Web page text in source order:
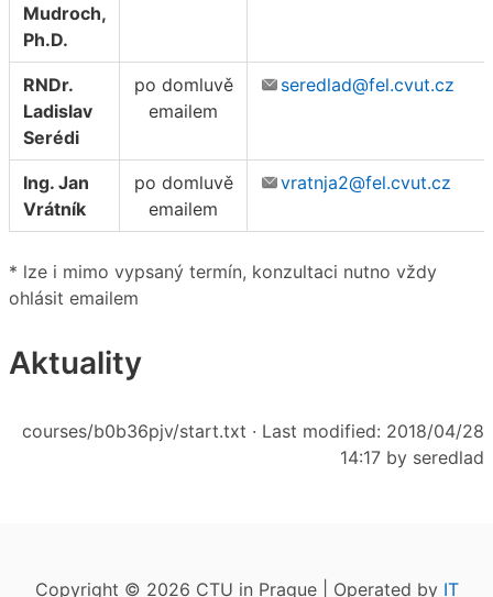
Mudroch,
Ph.D.
RNDr.
Ladislav
Serédi
po domluvě
emailem
seredlad@fel.cvut.cz
Ing. Jan
Vrátník
po domluvě
emailem
vratnja2@fel.cvut.cz
* lze i mimo vypsaný termín, konzultaci nutno vždy
ohlásit emailem
Aktuality
courses/b0b36pjv/start.txt · Last modified: 2018/04/28
14:17 by seredlad
Copyright © 2026 CTU in Prague | Operated by IT